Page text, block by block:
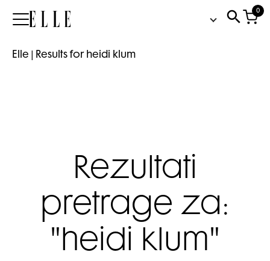
Elle
0
Elle Results for heidi klum
Rezultati
pretrage za:
"heidi klum"